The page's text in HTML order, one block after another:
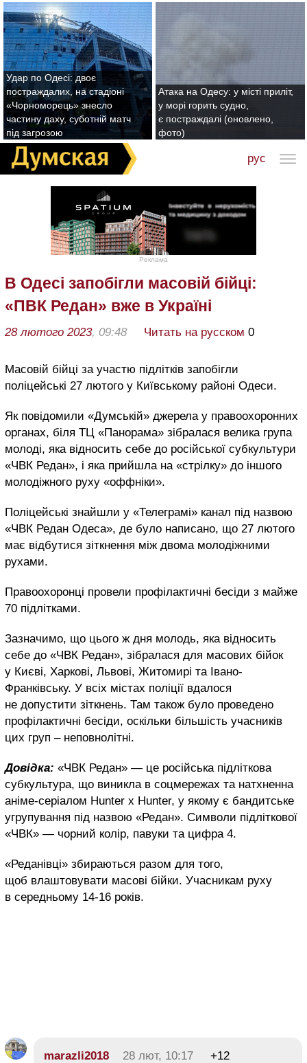
Удар по Одесі: двоє
постраждалих, на стадіоні
«Чорноморець» знесло
частину даху, суботній матч
під загрозою
Атака на Одесу: у місті приліт,
у морі горить судно,
є постраждалі (оновлено,
фото)
рус
Реклама
В Одесі запобігли масовій бійці:
«ПВК Редан» вже в Україні
28 лютого 2023, 09:48 Читать на русском 0
Масовій бійці за участю підлітків запобігли
поліцейські 27 лютого у Київському районі Одеси.
Як повідомили «Думській» джерела у правоохоронних
органах, біля ТЦ «Панорама» зібралася велика група
молоді, яка відносить себе до російської субкультури
«ЧВК Редан», і яка прийшла на «стрілку» до іншого
молодіжного руху «оффніки».
Поліцейські знайшли у «Телеграмі» канал під назвою
«ЧВК Редан Одеса», де було написано, що 27 лютого
має відбутися зіткнення між двома молодіжними
рухами.
Правоохоронці провели профілактичні бесіди з майже
70 підлітками.
Зазначимо, що цього ж дня молодь, яка відносить
себе до «ЧВК Редан», зібралася для масових бійок
у Києві, Харкові, Львові, Житомирі та Івано-
Франківську. У всіх містах поліції вдалося
не допустити зіткнень. Там також було проведено
профілактичні бесіди, оскільки більшість учасників
цих груп – неповнолітні.
Довідка: «ЧВК Редан» — це російська підліткова
субкультура, що виникла в соцмережах та натхненна
аніме-серіалом Hunter x Hunter, у якому є бандитське
угрупування під назвою «Редан». Символи підліткової
«ЧВК» — чорний колір, павуки та цифра 4.
«Реданівці» збираються разом для того,
щоб влаштовувати масові бійки. Учасникам руху
в середньому 14-16 років.
marazli2018 28 лют, 10:17
+12